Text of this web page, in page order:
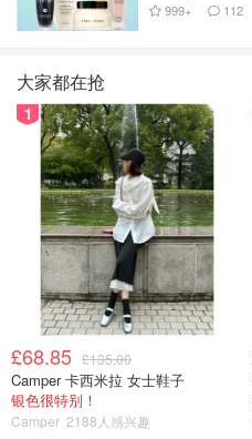
999+ 112
大家都在抢
1
£68.85 £135.00
Camper 卡西米拉 女士鞋子
银色很特别！
Camper 2188人感兴趣